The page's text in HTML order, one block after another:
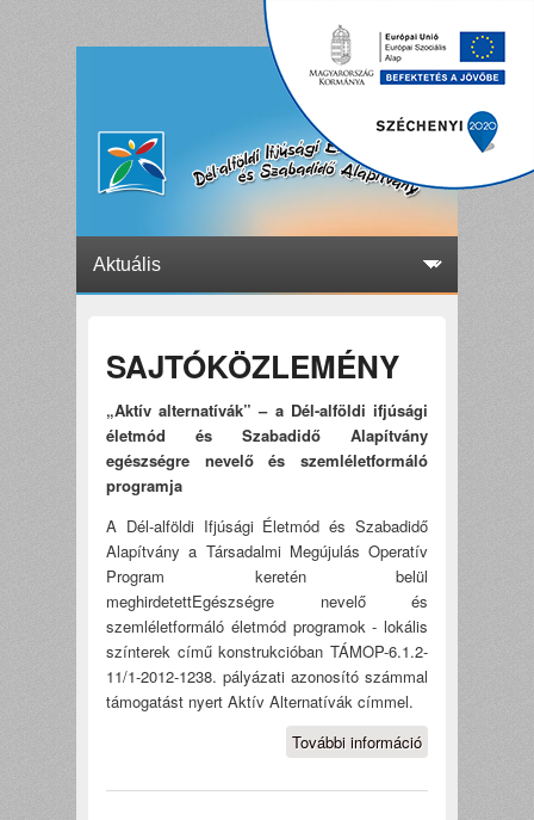
SAJTÓKÖZLEMÉNY
„Aktív alternatívák” – a Dél-alföldi ifjúsági
életmód és Szabadidő Alapítvány
egészségre nevelő és szemléletformáló
programja
A Dél-alföldi Ifjúsági Életmód és Szabadidő
Alapítvány a Társadalmi Megújulás Operatív
Program keretén belül
meghirdetettEgészségre nevelő és
szemléletformáló életmód programok - lokális
színterek című konstrukcióban TÁMOP-6.1.2-
11/1-2012-1238. pályázati azonosító számmal
támogatást nyert Aktív Alternatívák címmel.
További információ
kapcsolatosan